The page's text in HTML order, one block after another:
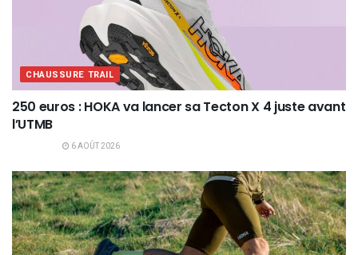
CHAUSSURE TRAIL
250 euros : HOKA va lancer sa Tecton X 4 juste avant
l’UTMB
6 AOÛT 2026